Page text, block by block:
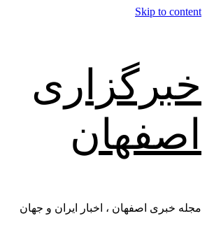
Skip to content
خبرگزاری
اصفهان
مجله خبری اصفهان ، اخبار ایران و جهان